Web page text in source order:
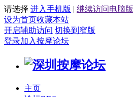
请选择 进入手机版 | 继续访问电脑版
设为首页收藏本站
开启辅助访问 切换到窄版
登录加入按摩论坛
主页